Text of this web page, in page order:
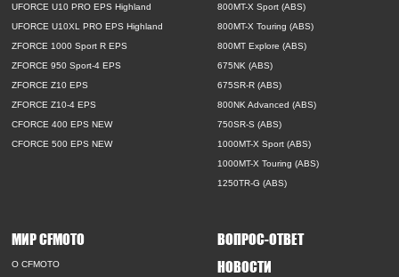
UFORCE U10 PRO EPS Highland
UFORCE U10XL PRO EPS Highland
ZFORCE 1000 Sport R EPS
ZFORCE 950 Sport-4 EPS
ZFORCE Z10 EPS
ZFORCE Z10-4 EPS
CFORCE 400 EPS NEW
CFORCE 500 EPS NEW
800MT-X Sport (ABS)
800MT-X Touring (ABS)
800MT Explore (ABS)
675NK (ABS)
675SR-R (ABS)
800NK Advanced (ABS)
750SR-S (ABS)
1000MT-X Sport (ABS)
1000MT-X Touring (ABS)
1250TR-G (ABS)
МИР CFMOTO
O CFMOTO
ВОПРОС-ОТВЕТ
НОВОСТИ